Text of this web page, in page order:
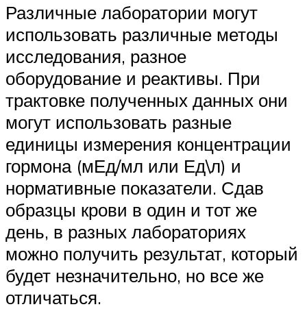
Различные лаборатории могут
использовать различные методы
исследования, разное
оборудование и реактивы. При
трактовке полученных данных они
могут использовать разные
единицы измерения концентрации
гормона (мЕд/мл или Ед\л) и
нормативные показатели. Сдав
образцы крови в один и тот же
день, в разных лабораториях
можно получить результат, который
будет незначительно, но все же
отличаться.